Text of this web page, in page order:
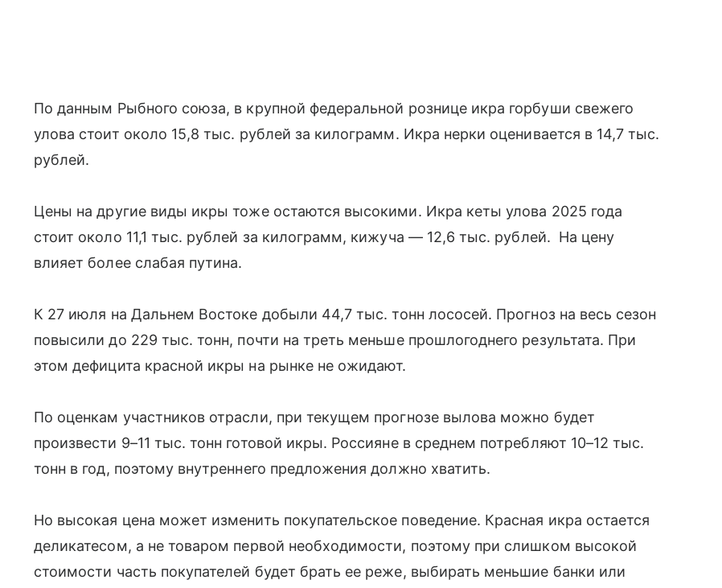
По данным Рыбного союза, в крупной федеральной рознице икра горбуши свежего
улова стоит около 15,8 тыс. рублей за килограмм. Икра нерки оценивается в 14,7 тыс.
рублей.
Цены на другие виды икры тоже остаются высокими. Икра кеты улова 2025 года
стоит около 11,1 тыс. рублей за килограмм, кижуча — 12,6 тыс. рублей. На цену
влияет более слабая путина.
К 27 июля на Дальнем Востоке добыли 44,7 тыс. тонн лососей. Прогноз на весь сезон
повысили до 229 тыс. тонн, почти на треть меньше прошлогоднего результата. При
этом дефицита красной икры на рынке не ожидают.
По оценкам участников отрасли, при текущем прогнозе вылова можно будет
произвести 9–11 тыс. тонн готовой икры. Россияне в среднем потребляют 10–12 тыс.
тонн в год, поэтому внутреннего предложения должно хватить.
Но высокая цена может изменить покупательское поведение. Красная икра остается
деликатесом, а не товаром первой необходимости, поэтому при слишком высокой
стоимости часть покупателей будет брать ее реже, выбирать меньшие банки или